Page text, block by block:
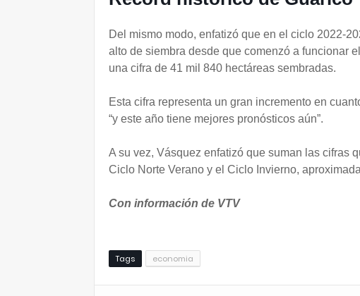
Del mismo modo, enfatizó que en el ciclo 2022-
alto de siembra desde que comenzó a funcionar
una cifra de 41 mil 840 hectáreas sembradas.
Esta cifra representa un gran incremento en
“y este año tiene mejores pronósticos aún”.
A su vez, Vásquez enfatizó que suman las cifras
Ciclo Norte Verano y el Ciclo Invierno,
Con información de VTV
Tags economia